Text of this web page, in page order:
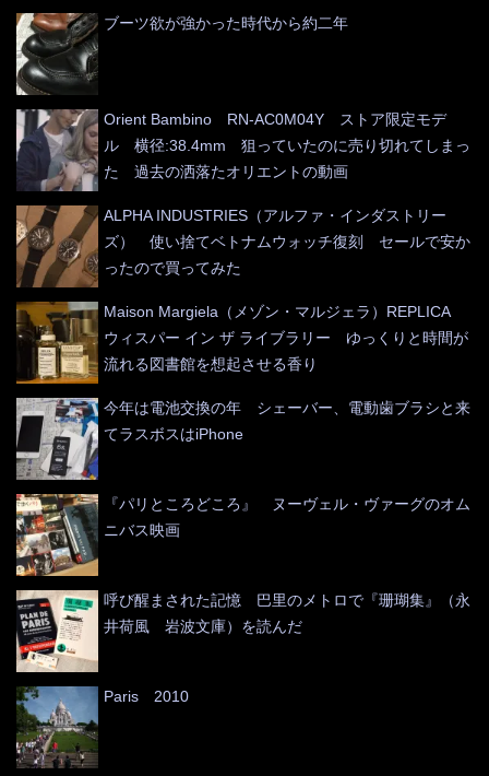
ブーツ欲が強かった時代から約二年
Orient Bambino RN-AC0M04Y ストア限定モデ
ル 横径:38.4mm 狙っていたのに売り切れてしまっ
た 過去の洒落たオリエントの動画
ALPHA INDUSTRIES（アルファ・インダストリー
ズ） 使い捨てベトナムウォッチ復刻 セールで安か
ったので買ってみた
Maison Margiela（メゾン・マルジェラ）REPLICA
ウィスパー イン ザ ライブラリー ゆっくりと時間が
流れる図書館を想起させる香り
今年は電池交換の年 シェーバー、電動歯ブラシと来
てラスボスはiPhone
『パリところどころ』 ヌーヴェル・ヴァーグのオム
ニバス映画
呼び醒まされた記憶 巴里のメトロで『珊瑚集』（永
井荷風 岩波文庫）を読んだ
Paris 2010